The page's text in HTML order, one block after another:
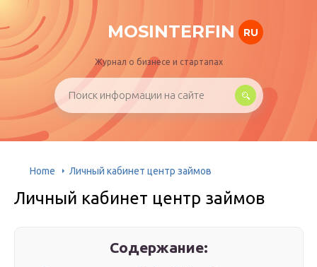
MOSINTERFIN RU
Журнал о бизнесе и стартапах
Home Личный кабинет центр займов
Личный кабинет центр займов
Содержание: